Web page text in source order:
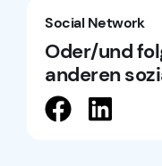
Social Network
Oder/und
anderen